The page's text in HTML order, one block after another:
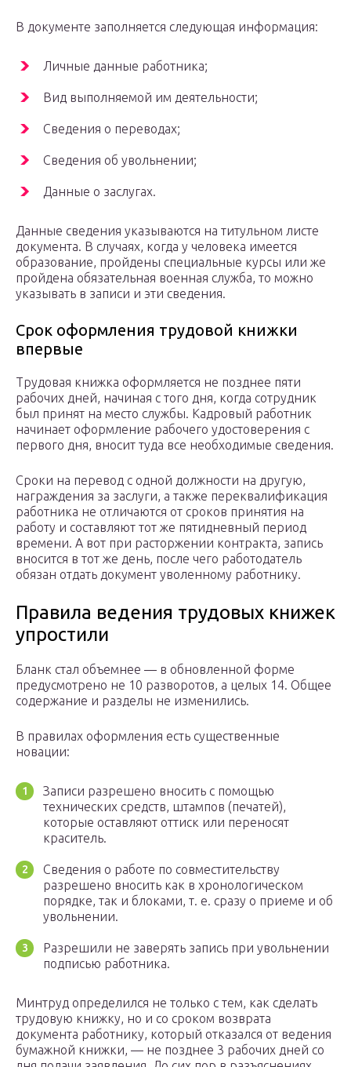
В документе заполняется следующая информация:
Личные данные работника;
Вид выполняемой им деятельности;
Сведения о переводах;
Сведения об увольнении;
Данные о заслугах.
Данные сведения указываются на титульном листе
документа. В случаях, когда у человека имеется
образование, пройдены специальные курсы или же
пройдена обязательная военная служба, то можно
указывать в записи и эти сведения.
Срок оформления трудовой книжки
впервые
Трудовая книжка оформляется не позднее пяти
рабочих дней, начиная с того дня, когда сотрудник
был принят на место службы. Кадровый работник
начинает оформление рабочего удостоверения с
первого дня, вносит туда все необходимые сведения.
Сроки на перевод с одной должности на другую,
награждения за заслуги, а также переквалификация
работника не отличаются от сроков принятия на
работу и составляют тот же пятидневный период
времени. А вот при расторжении контракта, запись
вносится в тот же день, после чего работодатель
обязан отдать документ уволенному работнику.
Правила ведения трудовых книжек
упростили
Бланк стал объемнее — в обновленной форме
предусмотрено не 10 разворотов, а целых 14. Общее
содержание и разделы не изменились.
В правилах оформления есть существенные
новации:
Записи разрешено вносить с помощью
технических средств, штампов (печатей),
которые оставляют оттиск или переносят
краситель.
Сведения о работе по совместительству
разрешено вносить как в хронологическом
порядке, так и блоками, т. е. сразу о приеме и об
увольнении.
Разрешили не заверять запись при увольнении
подписью работника.
Минтруд определился не только с тем, как сделать
трудовую книжку, но и со сроком возврата
документа работнику, который отказался от ведения
бумажной книжки, — не позднее 3 рабочих дней со